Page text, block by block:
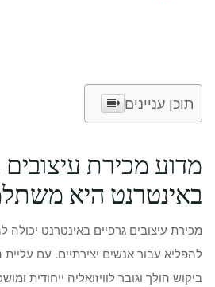
תוכן עניינים
מדוע מכירת עיצובים
באינטרנט היא
מכירת עיצובים גרפיים באינטרנט
להפליא עבור אנשים יצירתיים. עם עליית
ביקוש הולך וגובר לוויזואליה ייחודית